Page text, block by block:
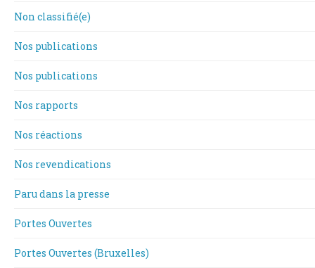
Non classifié(e)
Nos publications
Nos publications
Nos rapports
Nos réactions
Nos revendications
Paru dans la presse
Portes Ouvertes
Portes Ouvertes (Bruxelles)